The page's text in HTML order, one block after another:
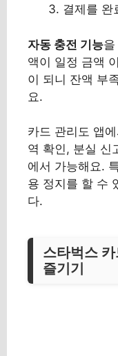
결제를 완
자동 충전 기능
액이 일정 금액
이 되니 잔액 부
요.
카드 관리도 앱
역 확인, 분실 신
에서 가능해요.
용 정지를 할 수
다.
스타벅스
즐기기